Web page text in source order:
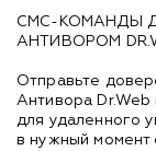
СМС-КОМАНДЫ
АНТИВОРОМ
Отправьте
Антивора
для удаленного
в нужный момент